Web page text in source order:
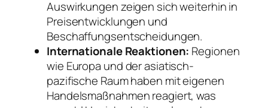
Auswirkungen zeigen sich weiterhin in
Preisentwicklungen und
Beschaffungsentscheidungen.
Internationale Reaktionen: Regionen
wie Europa und der asiatisch-
pazifische Raum haben mit eigenen
Handelsmaßnahmen reagiert, was